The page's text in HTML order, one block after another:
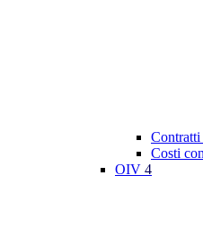
Costi
OIV 4